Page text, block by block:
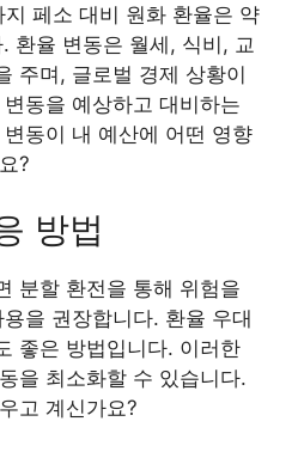
페소 대비 원화 환율은 약
환율 변동은 월세, 식비, 교
주며, 글로벌 경제 상황이
동을 예상하고 대비하는
동이 내 예산에 어떤 영향
?
방법
분할 환전을 통해 위험을
을 권장합니다. 환율 우대
좋은 방법입니다. 이러한
을 최소화할 수 있습니다.
고 계신가요?